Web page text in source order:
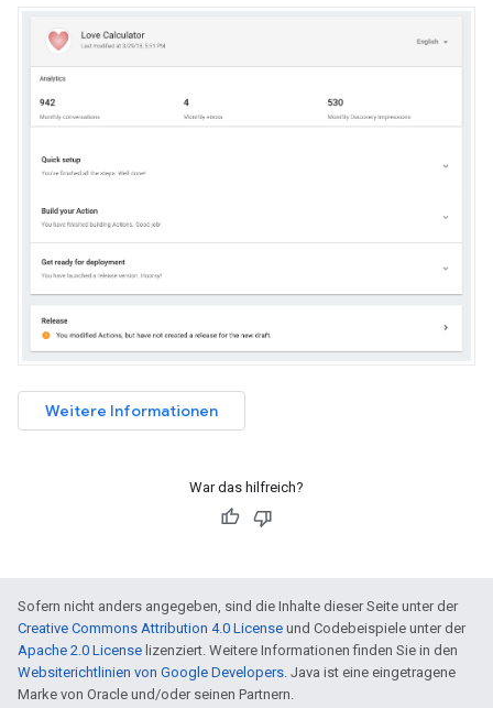
Weitere Informationen
War das hilfreich?
Sofern nicht anders angegeben, sind die Inhalte dieser Seite unter der
Creative Commons Attribution 4.0 License und Codebeispiele unter der
Apache 2.0 License lizenziert. Weitere Informationen finden Sie in den
Websiterichtlinien von Google Developers. Java ist eine eingetragene
Marke von Oracle und/oder seinen Partnern.